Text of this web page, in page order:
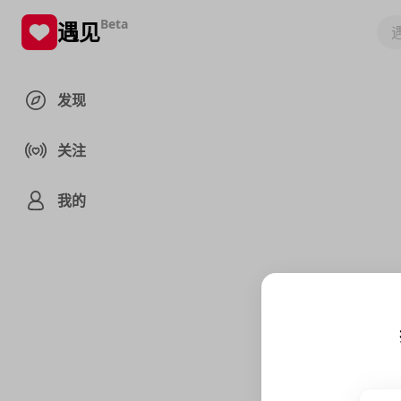
遇见Beta
发现
关注
我的